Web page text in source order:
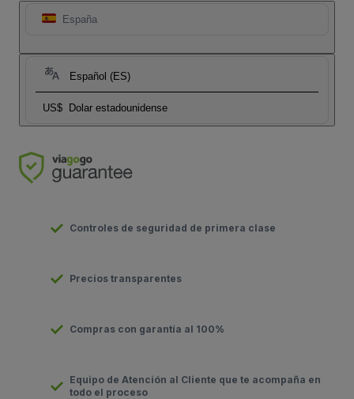
España
Español (ES)
US$ Dolar estadounidense
Controles de seguridad de primera clase
Precios transparentes
Compras con garantía al 100%
Equipo de Atención al Cliente que te acompaña en
todo el proceso